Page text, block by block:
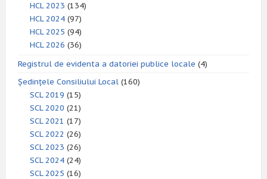
HCL 2023 (134)
HCL 2024 (97)
HCL 2025 (94)
HCL 2026 (36)
Registrul de evidenta a datoriei publice locale (4)
Ședințele Consiliului Local (160)
SCL 2019 (15)
SCL 2020 (21)
SCL 2021 (17)
SCL 2022 (26)
SCL 2023 (26)
SCL 2024 (24)
SCL 2025 (16)